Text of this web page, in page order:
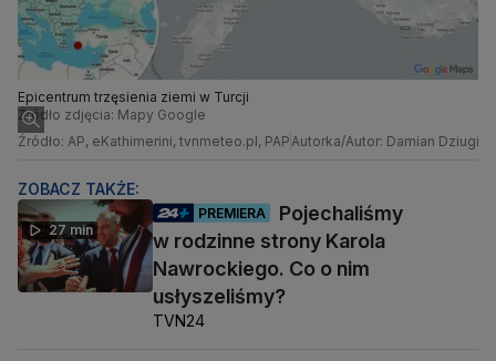
Epicentrum trzęsienia ziemi w Turcji
Źródło zdjęcia: Mapy Google
Źródło: AP, eKathimerini, tvnmeteo.pl, PAPAutorka/Autor: Damian Dziugieł
ZOBACZ TAKŻE:
27 min
PREMIERA
Pojechaliśmy
w rodzinne strony Karola
Nawrockiego. Co o nim
usłyszeliśmy?
TVN24